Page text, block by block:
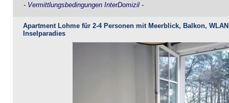
- Vermittlungsbedingungen InterDomizil -
Apartment Lohme für 2-4 Personen mit Meerblick, Balkon,
Inselparadies